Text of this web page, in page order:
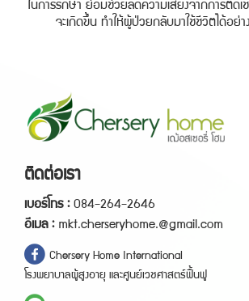
ในการรักษา ย่อมช่วยลดความเสี่ยงจากการติดเ
จะเกิดขึ้น ทำให้ผู้ป่วยกลับมาใช้ชีวิตได้อย่า
ติดต่อเรา
เบอร์โทร : 084-264-2646
อีเมล :mkt.cherseryhome.@gmail.com
Chersery Home nternationa
รงพยาบาลผู้สูงอายุ ละศูนย์ วชศาสตร์ฟื้นฟู